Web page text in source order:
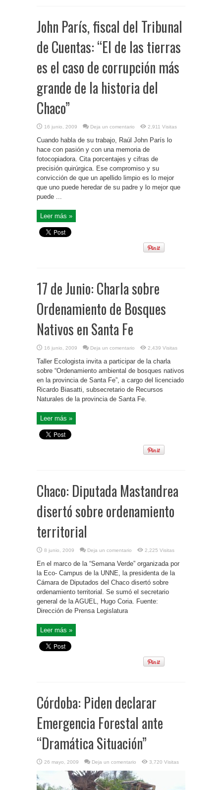
John París, fiscal del Tribunal
de Cuentas: “El de las tierras
es el caso de corrupción más
grande de la historia del
Chaco”
16 junio, 2009 Deja un comentario 2,911 Visitas
Cuando habla de su trabajo, Raúl John París lo
hace con pasión y con una memoria de
fotocopiadora. Cita porcentajes y cifras de
precisión quirúrgica. Ese compromiso y su
convicción de que un apellido limpio es lo mejor
que uno puede heredar de su padre y lo mejor que
puede ...
Leer más »
17 de Junio: Charla sobre
Ordenamiento de Bosques
Nativos en Santa Fe
16 junio, 2009 Deja un comentario 2,439 Visitas
Taller Ecologista invita a participar de la charla
sobre “Ordenamiento ambiental de bosques nativos
en la provincia de Santa Fe”, a cargo del licenciado
Ricardo Biasatti, subsecretario de Recursos
Naturales de la provincia de Santa Fe.
Leer más »
Chaco: Diputada Mastandrea
disertó sobre ordenamiento
territorial
8 junio, 2009 Deja un comentario 2,225 Visitas
En el marco de la “Semana Verde” organizada por
la Eco- Campus de la UNNE, la presidenta de la
Cámara de Diputados del Chaco disertó sobre
ordenamiento territorial. Se sumó el secretario
general de la AGUEL, Hugo Coria. Fuente:
Dirección de Prensa Legislatura
Leer más »
Córdoba: Piden declarar
Emergencia Forestal ante
“Dramática Situación”
26 mayo, 2009 Deja un comentario 3,720 Visitas